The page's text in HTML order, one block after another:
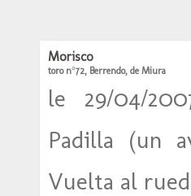
Morisco
toro n°72, Berrendo, de Miura
le 29/04/
Padilla (un
Vuelta al